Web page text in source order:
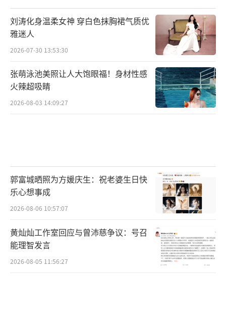
刘涛化身温柔女神 穿白色抹胸裙气质优
雅迷人
2026-07-30 13:53:30
张萌泳池美照让人大饱眼福！身材性感
火辣超吸睛
2026-08-03 14:09:27
郭富城晒照为方媛庆生：祝老婆生日快
乐心想事成
2026-08-06 10:57:07
黄灿灿工作室回应与曾沛慈争议：号召
能理智发言
2026-08-05 11:56:27